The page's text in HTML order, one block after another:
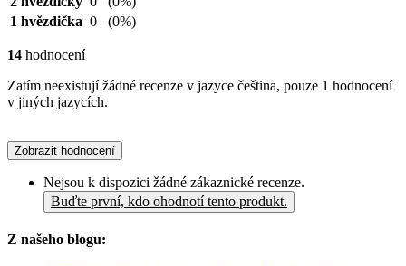
1 hvězdička 0 (0%)
14 hodnocení
Zatím neexistují žádné recenze v jazyce čeština, pouze 1 hodnocení
v jiných jazycích.
Zobrazit hodnocení
Nejsou k dispozici žádné zákaznické recenze.
Buďte první, kdo ohodnotí tento produkt.
Z našeho blogu: